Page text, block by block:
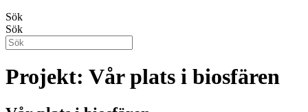
Sök
Sök
Projekt: Vår plats i biosfären